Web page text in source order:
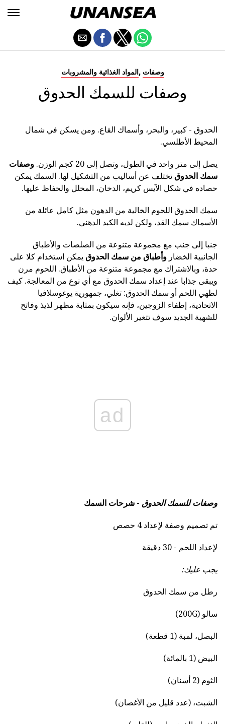
المواد الغذائية والمشروبات , وصفات
وصفات للسمك الحدوق
الحدوق - كبير، والبحر، وأسماك القاع. ومن يسكن في شمال
المحيط الأطلسي.
يصل إلى متر واحد في الطول، وتصل إلى 20 كجم الوزن.
وصفات
سمك الحدوقتختلف عن أساليب من التشكيل لها. السمك يمكن
حصاده في شكل الآيس كريم، الدخان، المخلل والحفاظ عليها.
سمك الحدوق اللحوم الخالية من الدهون مثل كامل عائلة من
الأسماك سمك القد، ولكن لديه الكبد الدهني.
جنبا إلى جنب مع مجموعة متنوعة من الصلصات والأطباق
الجانبية الخضار وأطباق من سمك الحدوق يمكن استخدام كلا على
حدة، وبالاشتراك مع مجموعة متنوعة من الأطباق. اللحوم مرن
ويبقى جذابا عند إعداد سمك الحدوق مع أي نوع من المعالجة. كيف
لطهي اللحم أو سمك الحدوق: تغلي، جمهورية يوغوسلافيا
الاتحادية، إطفاء الزوجين، فإنه سيكون بمثابة مظهر لذيذ وفاتح
للشهية الجديد سوف تتغير الألوان.
ad
وصفات للسمك الحدوق - شرحات السمك
تم تصميم وصفة لإعداد 4 حصص
لإعداد اللحم - 30 دقيقة
يجب عليك:
رطل من سمك الحدوق
سالو (200G)
البصل، لمبة (1 قطعة)
البيض (1 بالمائة)
الثوم (2 أسنان)
الشبت، (عدد قليل من الأغصان)